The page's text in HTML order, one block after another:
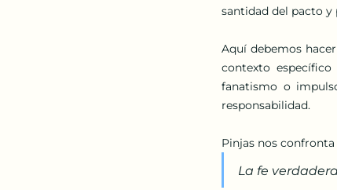
santidad del pacto y
Aquí debemos
contexto
fanatismo o
responsabilidad.
Pinjas nos
La fe